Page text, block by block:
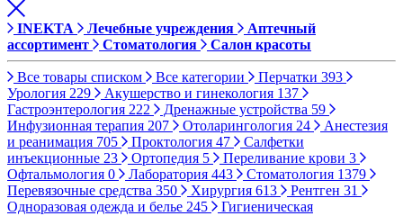
INEKTA Лечебные учреждения
Аптечный
ассортимент
Стоматология Салон красоты
Все товары списком Все категории Перчатки 393
Урология 229 Акушерство и гинекология 137
Гастроэнтерология 222 Дренажные устройства 59
Инфузионная терапия 207 Отоларингология 24
Анестезия
и реанимация 705 Проктология 47
Салфетки
инъекционные 23 Ортопедия 5 Переливание крови 3
Офтальмология 0 Лаборатория 443 Стоматология 1379
Перевязочные средства 350 Хирургия 613 Рентген 31
Одноразовая одежда и белье 245
Гигиеническая